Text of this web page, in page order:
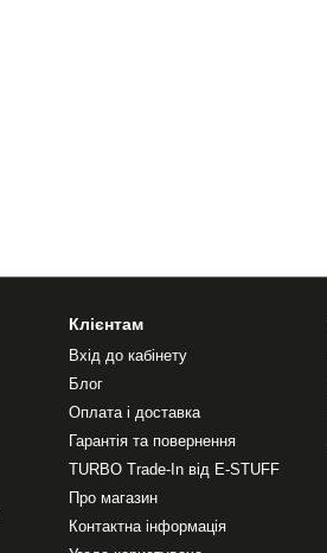
Клієнтам
Вхід до кабінету
Блог
Оплата і доставка
Гарантія та повернення
TURBO Trade-In від E-STUFF
Про магазин
Контактна інформація